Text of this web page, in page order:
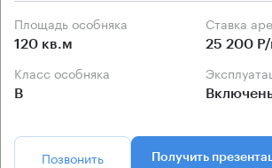
Площадь особняка
120 кв.м
Ставка
25 200 Р/
Класс особняка
B
Позвонить Получить